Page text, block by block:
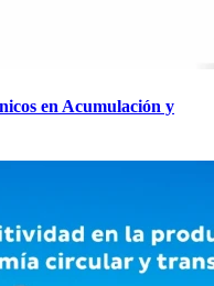
en Acumulación y